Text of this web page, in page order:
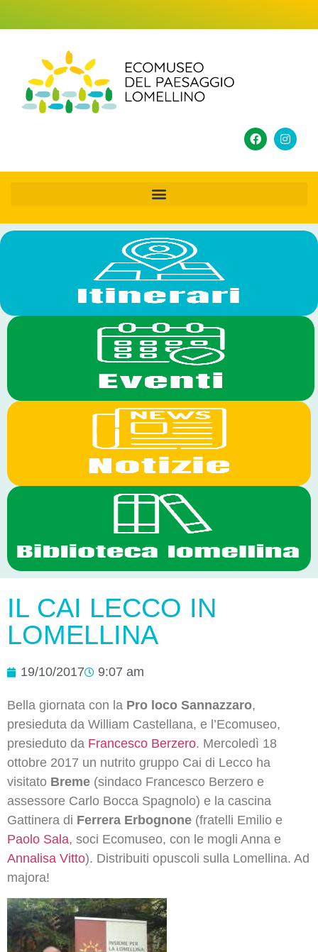
IL CAI LECCO IN
LOMELLINA
19/10/2017 9:07 am
Bella giornata con la Pro loco Sannazzaro,
presieduta da William Castellana, e l’Ecomuseo,
presieduto da Francesco Berzero. Mercoledì 18
ottobre 2017 un nutrito gruppo Cai di Lecco ha
visitato Breme (sindaco Francesco Berzero e
assessore Carlo Bocca Spagnolo) e la cascina
Gattinera di Ferrera Erbognone (fratelli Emilio e
Paolo Sala, soci Ecomuseo, con le mogli Anna e
Annalisa Vitto). Distribuiti opuscoli sulla Lomellina. Ad
majora!